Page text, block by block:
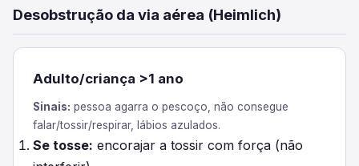
Desobstrução da via aérea (Heimlich)
Adulto/criança >1 ano
Sinais: pessoa agarra o pescoço, não consegue
falar/tossir/respirar, lábios azulados.
Se tosse: encorajar a tossir com força (não